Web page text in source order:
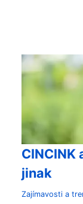
jinak
Zajímavosti a